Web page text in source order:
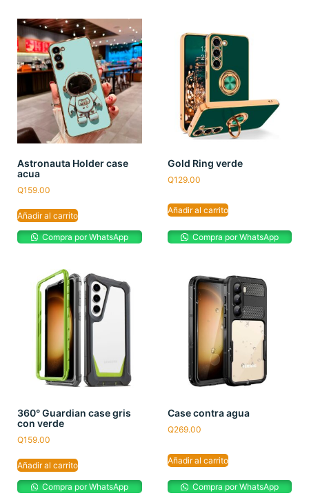
Astronauta Holder case
acua
Q159.00
Añadir al carrito
Compra por WhatsApp
Gold Ring verde
Q129.00
Añadir al carrito
Compra por WhatsApp
360° Guardian case gris
con verde
Q159.00
Añadir al carrito
Compra por WhatsApp
Case contra agua
Q269.00
Añadir al carrito
Compra por WhatsApp